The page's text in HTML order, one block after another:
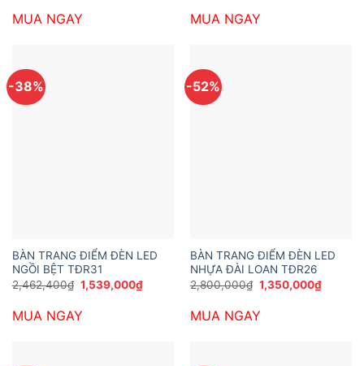
3,283,200₫.
2,359,800₫.
MUA NGAY
2,862,540₫.
MUA NGAY
-38%
BÀN TRANG ĐIỂM ĐÈN LED
NGỒI BỆT TĐR31
2,462,400₫ Giá
gốc
2,462,400₫.
1,539,000₫Giá
hiện
MUA NGAY
-52%
BÀN TRANG ĐIỂM ĐÈN LED
NHỰA ĐÀI LOAN TĐR26
2,800,000₫ Giá
gốc
2,800,000₫.
1,350,000₫Giá
hiện
MUA NGAY